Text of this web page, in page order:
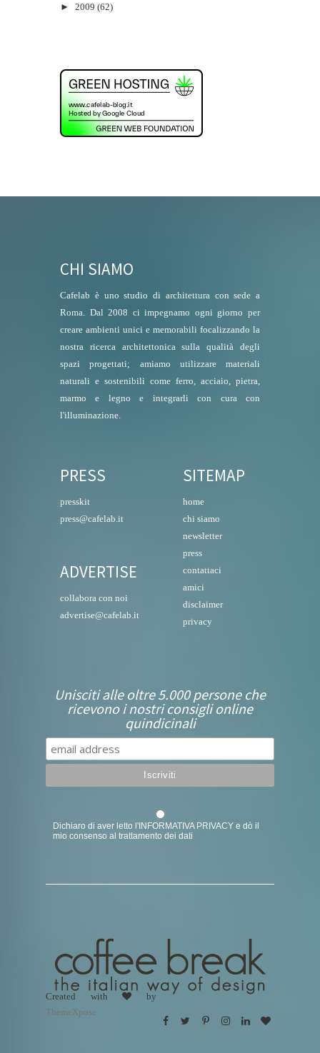
► 2009 (62)
CHI SIAMO
Cafelab è uno studio di architettura con sede a
Roma. Dal 2008 ci impegnamo ogni giorno per
creare ambienti unici e memorabili focalizzando la
nostra ricerca architettonica sulla qualità degli
spazi progettati; amiamo utilizzare materiali
naturali e sostenibili come ferro, acciaio, pietra,
marmo e legno e integrarli con cura con
l'illuminazione.
PRESS
presskit
press@cafelab.it
ADVERTISE
collabora con noi
advertise@cafelab.it
SITEMAP
home
chi siamo
newsletter
press
contattaci
amici
disclaimer
privacy
Unisciti alle oltre 5.000 persone che
ricevono i nostri consigli online
quindicinali
Dichiaro di aver letto l' INFORMATIVA PRIVACY e dò il
mio consenso al trattamento dei dati
Created with
by
ThemeXpose